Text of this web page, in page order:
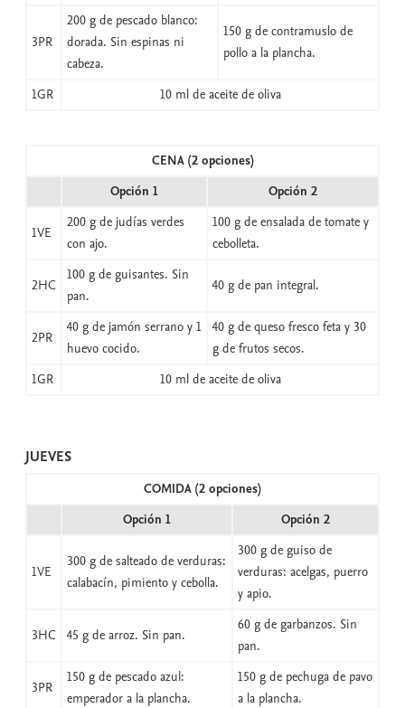
3PR
200 g de pescado blanco:
dorada. Sin espinas ni
cabeza.
150 g de contramuslo de
pollo a la plancha.
1GR 10 ml de aceite de oliva
CENA (2 opciones)
Opción 1
Opción 2
1VE
200 g de judías verdes
con ajo.
100 g de ensalada de tomate y
cebolleta.
2HC
100 g de guisantes. Sin
pan.
40 g de pan integral.
2PR
40 g de jamón serrano y 1
huevo cocido.
40 g de queso fresco feta y 30
g de frutos secos.
1GR
10 ml de aceite de oliva
JUEVES
COMIDA (2 opciones)
Opción 1
Opción 2
1VE
300 g de salteado de verduras:
calabacín, pimiento y cebolla.
300 g de guiso de
verduras: acelgas, puerro
y apio.
3HC 45 g de arroz. Sin pan.
60 g de garbanzos. Sin
pan.
3PR
150 g de pescado azul:
emperador a la plancha.
150 g de pechuga de pavo
a la plancha.